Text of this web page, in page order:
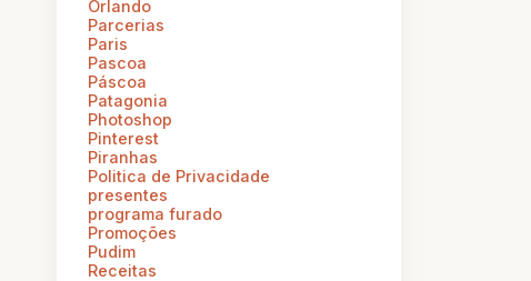
Orlando
Parcerias
Paris
Pascoa
Páscoa
Patagonia
Photoshop
Pinterest
Piranhas
Politica de Privacidade
presentes
programa furado
Promoções
Pudim
Receitas